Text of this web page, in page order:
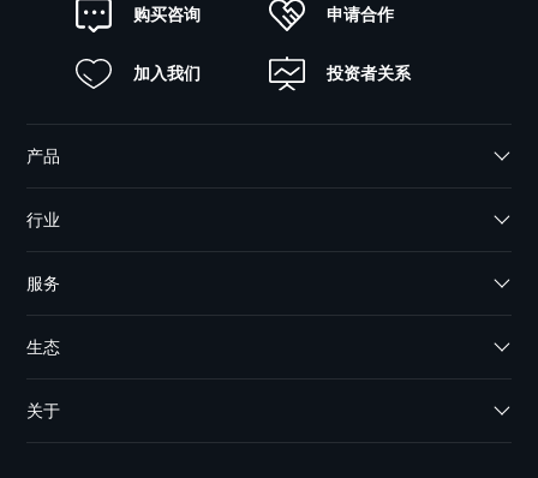
购买咨询 申请合作
加入我们 投资者关系
产品
行业
服务
生态
关于